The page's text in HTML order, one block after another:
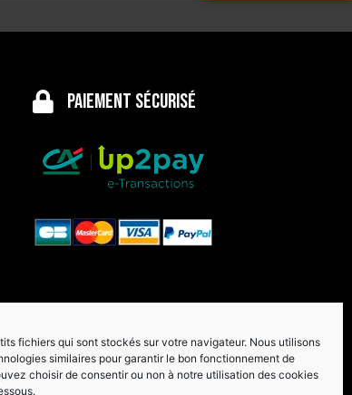
fichiers qui sont stockés sur votre navigateur. Nous utilisons
similaires pour garantir le bon fonctionnement de
choisir de consentir ou non à notre utilisation des cookies
Paiement sécurisé